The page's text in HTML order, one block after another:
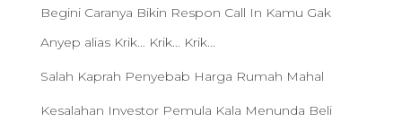
Begini Caranya Bikin Respon Call In Kamu Gak
Anyep alias Krik… Krik… Krik…
Salah Kaprah Penyebab Harga Rumah Mahal
Kesalahan Investor Pemula Kala Menunda Beli